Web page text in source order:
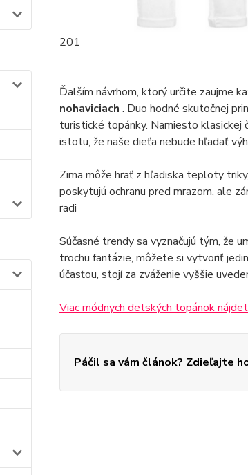
201
Ďalším návrhom, ktorý určite zaujme
nohaviciach . Duo hodné skutočnej
turistické topánky. Namiesto klasickej
istotu, že naše dieťa nebude hľadať
Zima môže hrať z hľadiska teploty
poskytujú ochranu pred mrazom, ale
radi
Súčasné trendy sa vyznačujú tým, že
trochu fantázie, môžete si vytvoriť
účasťou, stojí za zváženie vyššie
Viac módnych detských topánok
Páčil sa vám článok? Zdieľajte